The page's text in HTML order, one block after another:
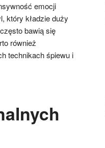
emocji
który kładzie duży
bawią się
również
technikach śpiewu i